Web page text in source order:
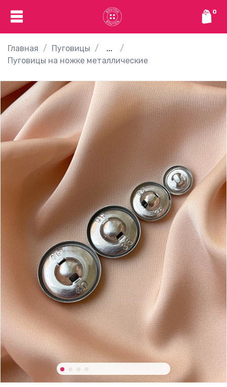
0
Главная Пуговицы
...
Пуговицы на ножке металлические